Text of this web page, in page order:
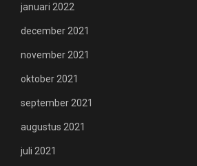
januari 2022
december 2021
november 2021
oktober 2021
september 2021
augustus 2021
juli 2021